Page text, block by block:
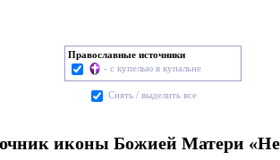
Православные источники
- с купелью в купальне
Cнять / выделить все
иконы Божией Матери